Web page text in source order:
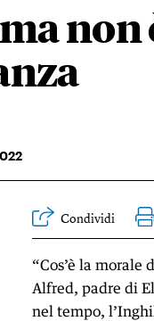
non
Condividi
“Cos’è la morale
Alfred, padre di
nel tempo,